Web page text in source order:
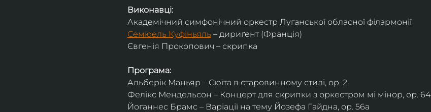
Виконавці:
Академічний симфонічний оркестр Луганської обласної філармонії
Семюель Куфіньяль – дириґент (Франція)
Євгенія Прокопович – скрипка
Програма:
Альберік Маньяр – Сюїта в старовинному стилі, ор. 2
Фелікс Мендельсон – Концерт для скрипки з оркестром мі мінор, ор. 64
Йоганнес Брамс – Варіації на тему Йозефа Гайдна, ор. 56a